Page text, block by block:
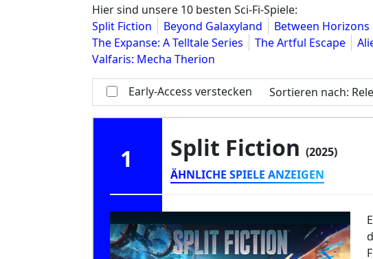
Hier sind unsere 10 besten Sci-Fi-Spiele:
Split Fiction
Beyond Galaxyland Between Horizons
The Expanse: A Telltale Series
The Artful Escape
Valfaris: Mecha Therion
Early-Access verstecken Sortieren nach:
1 Split Fiction (2025)
ÄHNLICHE SPIELE ANZEIGEN